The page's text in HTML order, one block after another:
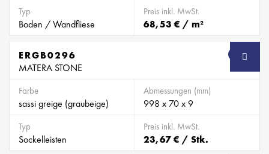
Typ
Boden / Wandfliese
Preis inkl. MwSt.
68,53 € / m²
SB
ERGB0296
MATERA STONE
Farbe
sassi greige (graubeige)
Abmessungen (mm)
998 x 70 x 9
Typ
Sockelleisten
Preis inkl. MwSt.
23,67 € / Stk.